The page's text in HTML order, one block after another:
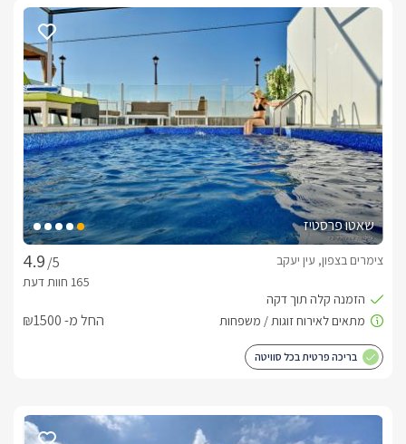
הנוף ומיטות שיזוף מסביבה, ג'קוזי ספא גדול, מרווח ונקי, נדנדה
גדולה, פינות ישיבה מוצלות, צמחיית נוי ומדשאה מטופחות, עמדת
ברביקיו לצליית מטעמים על האש, תאורת גן בשעות הערב ונוף
עין יעקב, כאשר מתחם הגן המעוצב משקיף בקו פתוח אל שדות
והרי הגליל, גגות בתי המושב בעלי הצביון הכפרי והים התיכון
שבאופק.
בחורף
חוויית הפינוק החורפית של רז בכפר מציעה ג'קוזי ספא יוקרתי
ומקורה, ג'קוזי פנימי רומנטי בכל בקתה, משקאות חמים ומצעי פוך
כלול באירוח
סבונים, נרות.
ארוחות
שאטו פרסטיז
/5
צימרים בצפון, עין יעקב
החל מ- ₪1500
בריכה פרטית בכל סוויטה